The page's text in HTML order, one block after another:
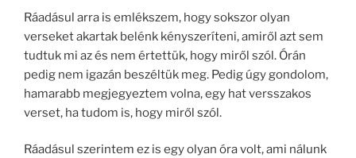
Ráadásul arra is emlékszem, hogy sokszor olyan
verseket akartak belénk kényszeríteni, amiről azt sem
tudtuk mi az és nem értettük, hogy miről szól. Órán
pedig nem igazán beszéltük meg. Pedig úgy gondolom,
hamarabb megjegyeztem volna, egy hat versszakos
verset, ha tudom is, hogy miről szól.
Ráadásul szerintem ez is egy olyan óra volt, ami nálunk